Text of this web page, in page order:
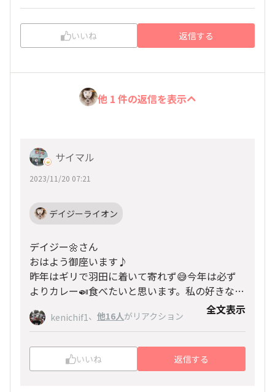
いいね 返信する
他 1 件の返信を表示
サイマル
2023/11/20 07:21
デイジーライオン
デイジー🌼さん
おはよう御座います♪
昨年はギリで羽田に着いて寄れず😅今年は必ず
よりカレー🍛食べたいと思います。私の好きなた
い焼きまであるのですね〜😋楽しみ〜❣️デイジー
🌼さんのパワーの源🍽️いつもながら流石です〜
kenichif1、 他16人がリアクション 全文表示
いいね 返信する